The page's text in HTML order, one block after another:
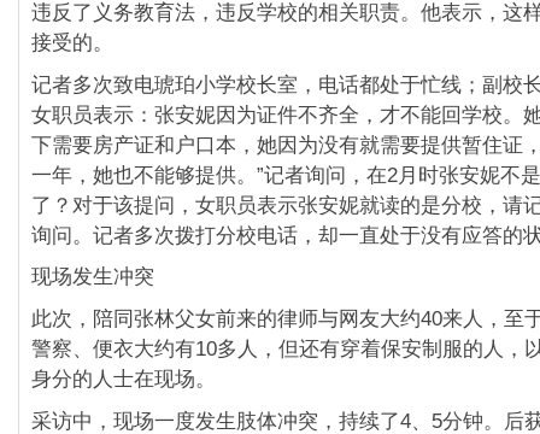
违反了义务教育法， 违反学校的相关职责。他表示，这
接受的。
记者多次致电琥珀小学校长室，电话都处于忙线； 副校
女职员表示：张安妮因为证件不齐全， 才不能回学校。
下需要房产证和户口本， 她因为没有就需要提供暂住证
一年， 她也不能够提供。”记者询问， 在2月时张安妮不
了？对于该提问， 女职员表示张安妮就读的是分校，请
询问。 记者多次拨打分校电话，却一直处于没有应答的
现场发生冲突
此次，陪同张林父女前来的律师与网友大约40来人， 至
警察、便衣大约有10多人， 但还有穿着保安制服的人，
身分的人士在现场。
采访中，现场一度发生肢体冲突，持续了4、5分钟。
后